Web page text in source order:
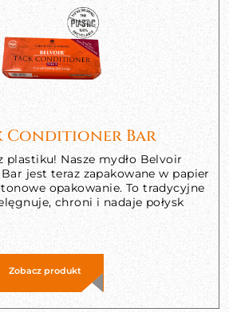
Conditioner Bar
plastiku! Nasze mydło Belvoir
jest teraz zapakowane w papier
opakowanie. To tradycyjne
chroni i nadaje połysk
Zobacz produkt